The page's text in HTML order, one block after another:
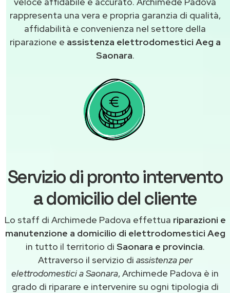
rappresenta una vera e propria garanzia di qualità,
affidabilità e convenienza nel settore della
riparazione e assistenza elettrodomestici Aeg a
Saonara.
Servizio di pronto intervento
a domicilio del cliente
Lo staff di Archimede Padova effettua riparazioni e
manutenzione a domicilio di elettrodomestici Aeg
in tutto il territorio di Saonara e provincia.
Attraverso il servizio di assistenza per
elettrodomestici a Saonara, Archimede Padova è in
grado di riparare e intervenire su ogni tipologia di